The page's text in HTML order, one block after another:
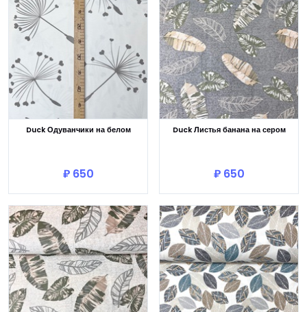
Duck Одуванчики на белом
₽ 650
Duck Листья банана на сером
₽ 650